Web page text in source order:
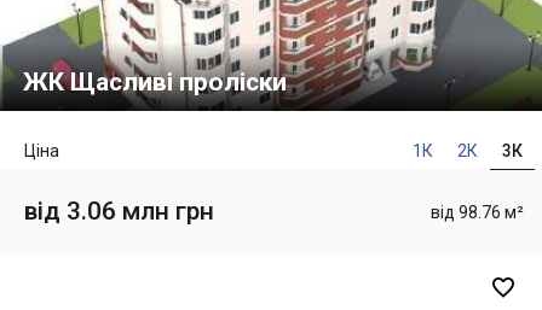
ЖК Щасливі проліски
1К 2К 3К
Ціна
від 98.76 м²
від 3.06 млн грн
